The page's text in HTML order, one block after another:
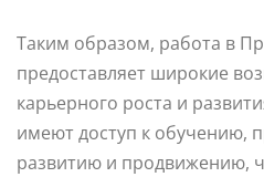
Таким образом, работа в
предоставляет широкие
карьерного роста и
имеют доступ к обучению,
развитию и продвижению,